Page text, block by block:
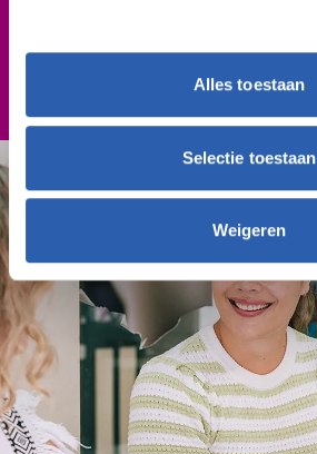
Alles toestaan
Selectie toestaan
Weigeren
€ 314,- (per schooljaar)